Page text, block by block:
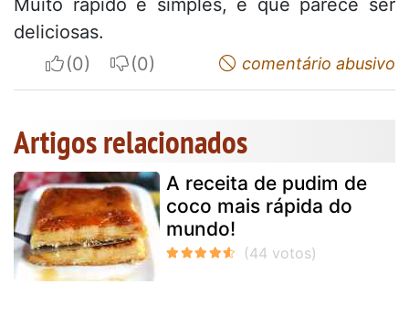
Muito rapido e simples, e que parece ser
deliciosas.
I apreciateI do not appreciatecomentário abusivo
Artigos relacionados
A receita de pudim de
coco mais rápida do
mundo!